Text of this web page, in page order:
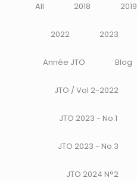
All 2018 2019
2022 2023
Année JTO Blog
JTO / Vol 2-2022
JTO 2023 - No.1
JTO 2023 - No.3
JTO 2024 N°2